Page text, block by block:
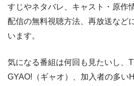
すじやネタバレ、キャスト・原作
配信の無料視聴方法、再放送など
います。
気になる番組は何回も見たいし、
GYAO!（ギャオ）、加入者の多い